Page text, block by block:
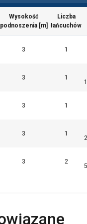
Wysokość
podnoszenia [m]
Liczba
łańcuchów
3 1
3 1
3 1
3 1
3 2
Ta strona
Używamy plików
również
wyniku korzystania
Niezbędne